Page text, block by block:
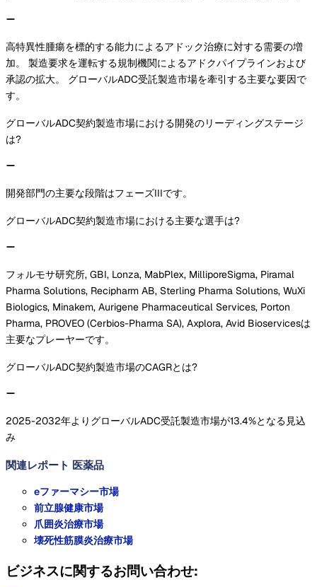
高特異性腫瘍を標的する能力によるアドック治療に対する需要の増
加。 製造要求を運転する規制機関によるアドクパイプラインおよび
承認の拡大。 グローバルADC受託製造市場を牽引する主要な要因で
す。
グローバルADC契約製造市場における開発のリーディングステージ
は?
開発部門の主要な段階はフェーズIIIです。
グローバルADC契約製造市場における主要な選手は?
フォルモサ研究所, GBI, Lonza, MabPlex, MilliporeSigma, Piramal
Pharma Solutions, Recipharm AB, Sterling Pharma Solutions, WuXi
Biologics, Minakem, Aurigene Pharmaceutical Services, Porton
Pharma, PROVEO (Cerbios-Pharma SA), Axplora, Avid Bioservicesは
主要なプレーヤーです。
グローバルADC契約製造市場のCAGRとは?
2025-2032年よりグローバルADC受託製造市場が13.4%となる見込
み
関連レポート 医薬品
eファーマシー市場
前立腺健康市場
爪囲炎治療市場
壊死性筋膜炎治療市場
ビジネスに関するお問い合わせ: